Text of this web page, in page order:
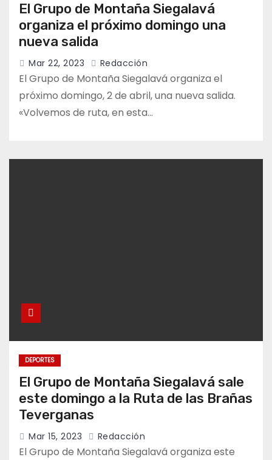
El Grupo de Montaña Siegalavá
organiza el próximo domingo una
nueva salida
Mar 22, 2023 Redacción
El Grupo de Montaña Siegalavá organiza el
próximo domingo, 2 de abril, una nueva salida.
«Volvemos de ruta, en esta…
DEPORTES
El Grupo de Montaña Siegalavá sale
este domingo a la Ruta de las Brañas
Teverganas
Mar 15, 2023 Redacción
El Grupo de Montaña Siegalavá organiza este